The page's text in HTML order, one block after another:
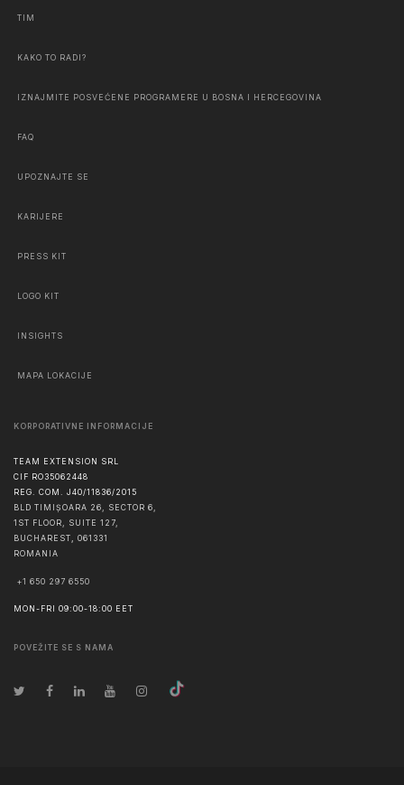
TIM
KAKO TO RADI?
IZNAJMITE POSVEĆENE PROGRAMERE U BOSNA I HERCEGOVINA
FAQ
UPOZNAJTE SE
KARIJERE
PRESS KIT
LOGO KIT
INSIGHTS
MAPA LOKACIJE
KORPORATIVNE INFORMACIJE
TEAM EXTENSION SRL
CIF RO35062448
REG. COM. J40/11836/2015
BLD TIMIȘOARA 26, SECTOR 6,
1ST FLOOR, SUITE 127,
BUCHAREST, 061331
ROMANIA
+1 650 297 6550
MON-FRI 09:00-18:00 EET
POVEŽITE SE S NAMA